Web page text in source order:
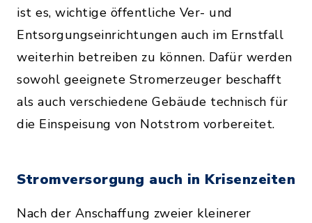
ist es, wichtige öffentliche Ver- und
Entsorgungseinrichtungen auch im Ernstfall
weiterhin betreiben zu können. Dafür werden
sowohl geeignete Stromerzeuger beschafft
als auch verschiedene Gebäude technisch für
die Einspeisung von Notstrom vorbereitet.
Stromversorgung auch in Krisenzeiten
Nach der Anschaffung zweier kleinerer